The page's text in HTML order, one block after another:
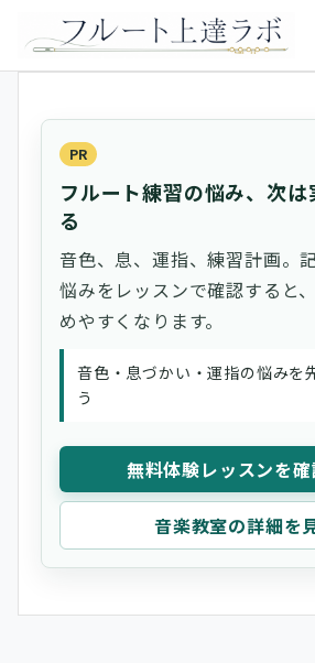
PR
フルート練習の悩み、次
る
音色、息、運指、練習計画。
悩みをレッスンで確認すると
めやすくなります。
音色・息づかい・運指の悩みを
う
無料体験レッスンを確
音楽教室の詳細を